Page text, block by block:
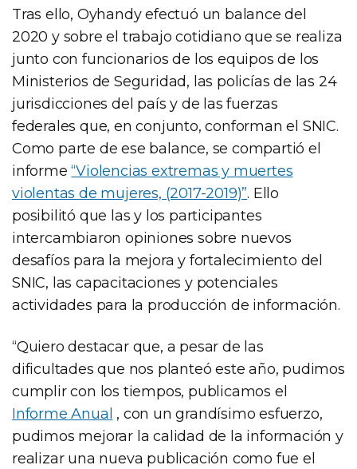
Tras ello, Oyhandy efectuó un balance del
2020 y sobre el trabajo cotidiano que se realiza
junto con funcionarios de los equipos de los
Ministerios de Seguridad, las policías de las 24
jurisdicciones del país y de las fuerzas
federales que, en conjunto, conforman el SNIC.
Como parte de ese balance, se compartió el
informe“Violencias extremas y muertes
violentas de mujeres, (2017-2019)”. Ello
posibilitó que las y los participantes
intercambiaron opiniones sobre nuevos
desafíos para la mejora y fortalecimiento del
SNIC, las capacitaciones y potenciales
actividades para la producción de información.
“Quiero destacar que, a pesar de las
dificultades que nos planteó este año, pudimos
cumplir con los tiempos, publicamos el
Informe Anual , con un grandísimo esfuerzo,
pudimos mejorar la calidad de la información y
realizar una nueva publicación como fue el